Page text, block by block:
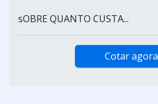
sOBRE QUANTO CUSTA...
Cotar agora